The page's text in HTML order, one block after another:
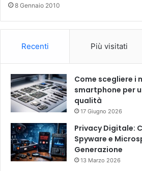
8 Gennaio 2010
Recenti Più visitati
Come scegliere i
smartphone per
qualità
17 Giugno 2026
Privacy Digitale:
Spyware e
Generazione
13 Marzo 2026